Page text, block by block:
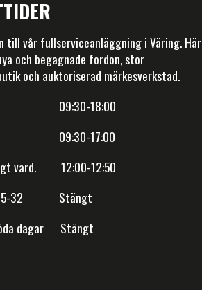
till vår fullserviceanläggning i Väring. Här
och begagnade fordon, stor
och auktoriserad märkesverkstad.
09:30-18:00
09:30-17:00
vard. 12:00-12:50
32 Stängt
dagar Stängt